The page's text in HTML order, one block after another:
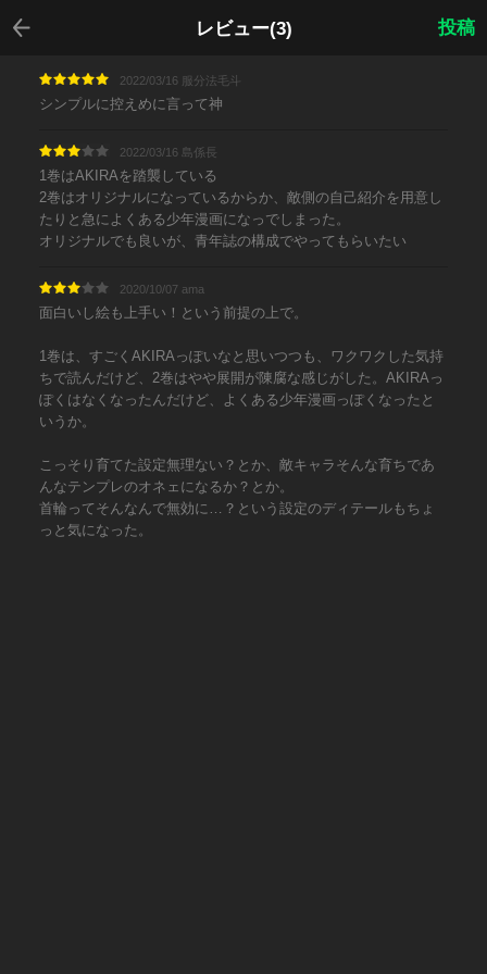
レビュー(3)
戻る
投稿
2022/03/16 服分法毛斗
シンプルに控えめに言って神
2022/03/16 島係長
1巻はAKIRAを踏襲している
2巻はオリジナルになっているからか、敵側の自己紹介を用意し
たりと急によくある少年漫画になっでしまった。
オリジナルでも良いが、青年誌の構成でやってもらいたい
2020/10/07 ama
面白いし絵も上手い！という前提の上で。
1巻は、すごくAKIRAっぽいなと思いつつも、ワクワクした気持
ちで読んだけど、2巻はやや展開が陳腐な感じがした。AKIRAっ
ぽくはなくなったんだけど、よくある少年漫画っぽくなったと
いうか。
こっそり育てた設定無理ない？とか、敵キャラそんな育ちであ
んなテンプレのオネェになるか？とか。
首輪ってそんなんで無効に…？という設定のディテールもちょ
っと気になった。